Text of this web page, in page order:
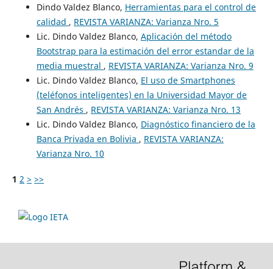
Dindo Valdez Blanco, Herramientas para el control de
calidad , REVISTA VARIANZA: Varianza Nro. 5
Lic. Dindo Valdez Blanco, Aplicación del método
Bootstrap para la estimación del error estandar de la
media muestral , REVISTA VARIANZA: Varianza Nro. 9
Lic. Dindo Valdez Blanco, El uso de Smartphones
(teléfonos inteligentes) en la Universidad Mayor de
San Andrés , REVISTA VARIANZA: Varianza Nro. 13
Lic. Dindo Valdez Blanco, Diagnóstico financiero de la
Banca Privada en Bolivia , REVISTA VARIANZA:
Varianza Nro. 10
1 2 > >>